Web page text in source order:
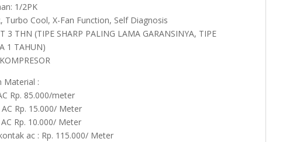
1/2PK
Turbo Cool, X-Fan Function, Self Diagnosis
3 THN (TIPE SHARP PALING LAMA GARANSINYA, TIPE
1 TAHUN)
Material :
Rp. 85.000/meter
Rp. 15.000/ Meter
Rp. 10.000/ Meter
ac : Rp. 115.000/ Meter